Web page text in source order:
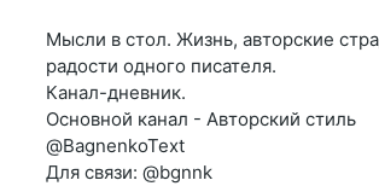
Мысли в стол. Жизнь, авторские
радости одного писателя.
Канал-дневник.
Основной канал - Авторский стиль
@BagnenkoText
Для связи: @bgnnk